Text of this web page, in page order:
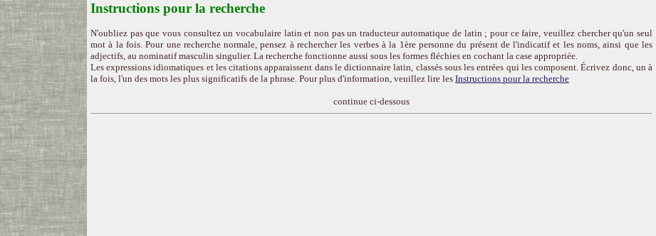
Instructions pour la recherche
N'oubliez pas que vous consultez un vocabulaire latin et non pas un traducteur automatique de latin ; pour ce faire, veuillez chercher qu'un seul
mot à la fois. Pour une recherche normale, pensez à rechercher les verbes à la 1ère personne du présent de l'indicatif et les noms, ainsi que les
adjectifs, au nominatif masculin singulier. La recherche fonctionne aussi sous les formes fléchies en cochant la case appropriée.
Les expressions idiomatiques et les citations apparaissent dans le dictionnaire latin, classés sous les entrées qui les composent. Écrivez donc, un à
la fois, l'un des mots les plus significatifs de la phrase. Pour plus d'information, veuillez lire les Instructions pour la recherche
continue ci-dessous